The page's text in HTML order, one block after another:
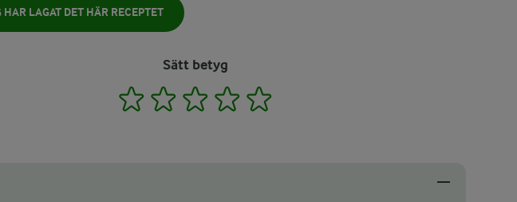
HAR LAGAT DET HÄR RECEPTET
Sätt betyg
1 2 3 4